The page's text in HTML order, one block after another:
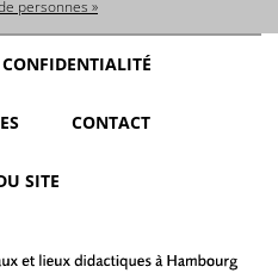
personnes »
CONTACT
SITE